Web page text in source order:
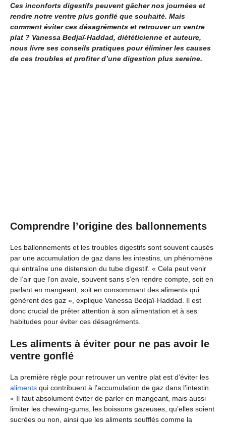
Ces inconforts digestifs peuvent gâcher nos journées et
rendre notre ventre plus gonflé que souhaité. Mais
comment éviter ces désagréments et retrouver un ventre
plat ? Vanessa Bedjaï-Haddad, diététicienne et auteure,
nous livre ses conseils pratiques pour éliminer les causes
de ces troubles et profiter d’une digestion plus sereine.
Comprendre l’origine des ballonnements
Les ballonnements et les troubles digestifs sont souvent causés
par une accumulation de gaz dans les intestins, un phénomène
qui entraîne une distension du tube digestif. « Cela peut venir
de l’air que l’on avale, souvent sans s’en rendre compte, soit en
parlant en mangeant, soit en consommant des aliments qui
génèrent des gaz », explique Vanessa Bedjaï-Haddad. Il est
donc crucial de prêter attention à son alimentation et à ses
habitudes pour éviter ces désagréments.
Les aliments à éviter pour ne pas avoir le
ventre gonflé
La première règle pour retrouver un ventre plat est d’éviter les
aliments qui contribuent à l’accumulation de gaz dans l’intestin.
« Il faut absolument éviter de parler en mangeant, mais aussi
limiter les chewing-gums, les boissons gazeuses, qu’elles soient
sucrées ou non, ainsi que les aliments soufflés comme la